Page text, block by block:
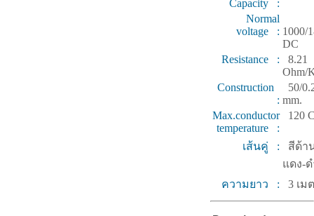
Capacity :
Normal
voltage : 1000/
DC
Resistance :
8.21
Ohm/
Construction
:
50/
mm.
Max.conductor
temperature :
120
เส้นคู่ :
สีด้า
แดง-
ความยาว :
3 เม